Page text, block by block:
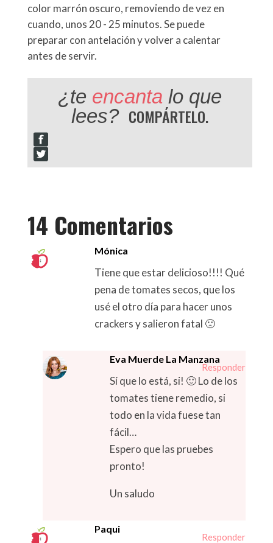
color marrón oscuro, removiendo de vez en
cuando, unos 20 - 25 minutos. Se puede
preparar con antelación y volver a calentar
antes de servir.
¿te encanta lo que
lees? COMPÁRTELO.
a
o
T
t
14 Comentarios
Mónica
Tiene que estar delicioso!!!! Qué
pena de tomates secos, que los
usé el otro día para hacer unos
crackers y salieron fatal 🙁
Responder
Eva Muerde La Manzana
Sí que lo está, si! 🙂 Lo de los
tomates tiene remedio, si
todo en la vida fuese tan
fácil…
Espero que las pruebes
pronto!
Un saludo
Responder
Paqui